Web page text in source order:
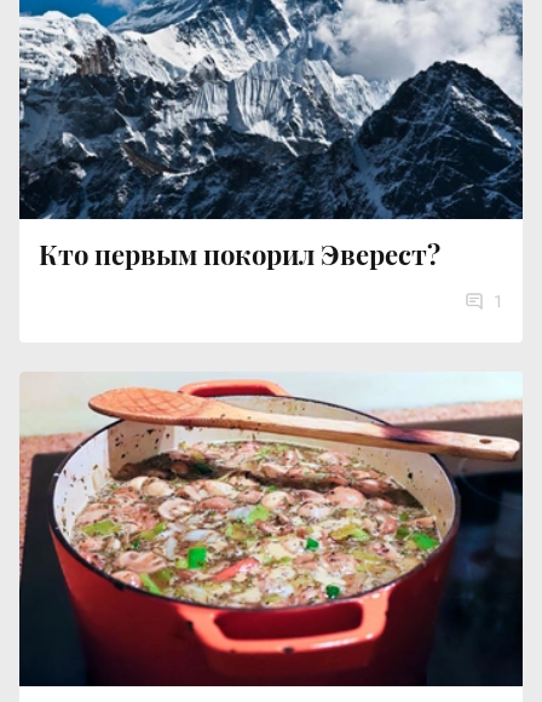
Кто первым покорил Эверест?
1